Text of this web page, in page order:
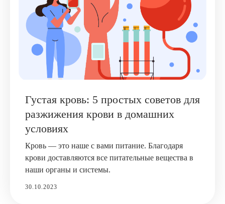
Густая кровь: 5 простых советов для
разжижения крови в домашних
условиях
Кровь — это наше с вами питание. Благодаря
крови доставляются все питательные вещества в
наши органы и системы.
30.10.2023